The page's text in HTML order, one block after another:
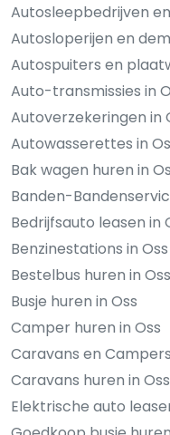
Autosleepbedrijven
Autosloperijen en
Autospuiters en
Auto-transmissies in
Autoverzekeringen in
Autowasserettes in
Bak wagen huren in
Banden-
Bedrijfsauto leasen in
Benzinestations in Oss
Bestelbus huren in Oss
Busje huren in Oss
Camper huren in Oss
Caravans en
Caravans huren in Oss
Elektrische auto